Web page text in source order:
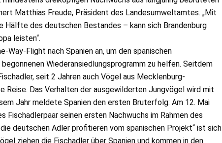
Matthias Freude, Präsident des Landesumweltamtes. „Mit
Hälfte des deutschen Bestandes – kann sich Brandenburg
leisten“.
Way-Flight nach Spanien an, um den spanischen
Wiederansiedlungsprogramm zu helfen. Seitdem
seit 2 Jahren auch Vögel aus Mecklenburg-
Reise. Das Verhalten der ausgewilderten Jungvögel wird mit
Jahr meldete Spanien den ersten Bruterfolg: Am 12. Mai
seinen ersten Nachwuchs im Rahmen des
deutschen Adler profitieren vom spanischen Projekt“ ist sich
ziehen die Fischadler über Spanien und kommen in den